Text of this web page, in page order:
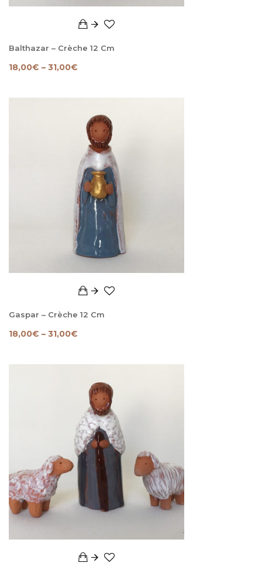
Balthazar – Crèche 12 Cm
18,00€ – 31,00€
Gaspar – Crèche 12 Cm
18,00€ – 31,00€